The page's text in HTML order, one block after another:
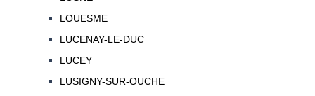
LOUESME
LUCENAY-LE-DUC
LUCEY
LUSIGNY-SUR-OUCHE